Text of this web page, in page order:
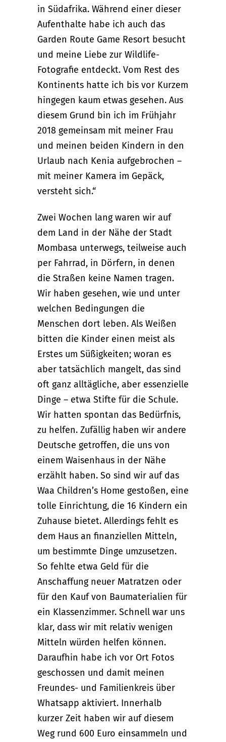
in Südafrika. Während einer dieser
Aufenthalte habe ich auch das
Garden Route Game Resort besucht
und meine Liebe zur Wildlife-
Fotografie entdeckt. Vom Rest des
Kontinents hatte ich bis vor Kurzem
hingegen kaum etwas gesehen. Aus
diesem Grund bin ich im Frühjahr
2018 gemeinsam mit meiner Frau
und meinen beiden Kindern in den
Urlaub nach Kenia aufgebrochen –
mit meiner Kamera im Gepäck,
versteht sich.“
Zwei Wochen lang waren wir auf
dem Land in der Nähe der Stadt
Mombasa unterwegs, teilweise auch
per Fahrrad, in Dörfern, in denen
die Straßen keine Namen tragen.
Wir haben gesehen, wie und unter
welchen Bedingungen die
Menschen dort leben. Als Weißen
bitten die Kinder einen meist als
Erstes um Süßigkeiten; woran es
aber tatsächlich mangelt, das sind
oft ganz alltägliche, aber essenzielle
Dinge – etwa Stifte für die Schule.
Wir hatten spontan das Bedürfnis,
zu helfen. Zufällig haben wir andere
Deutsche getroffen, die uns von
einem Waisenhaus in der Nähe
erzählt haben. So sind wir auf das
Waa Children’s Home gestoßen, eine
tolle Einrichtung, die 16 Kindern ein
Zuhause bietet. Allerdings fehlt es
dem Haus an finanziellen Mitteln,
um bestimmte Dinge umzusetzen.
So fehlte etwa Geld für die
Anschaffung neuer Matratzen oder
für den Kauf von Baumaterialien für
ein Klassenzimmer. Schnell war uns
klar, dass wir mit relativ wenigen
Mitteln würden helfen können.
Daraufhin habe ich vor Ort Fotos
geschossen und damit meinen
Freundes- und Familienkreis über
Whatsapp aktiviert. Innerhalb
kurzer Zeit haben wir auf diesem
Weg rund 600 Euro einsammeln und